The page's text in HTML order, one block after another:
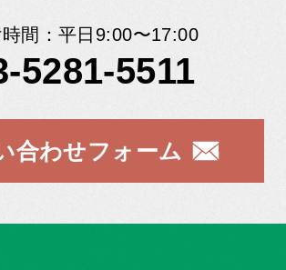
間：平日9:00〜17:00
5281-5511
合わせフォーム